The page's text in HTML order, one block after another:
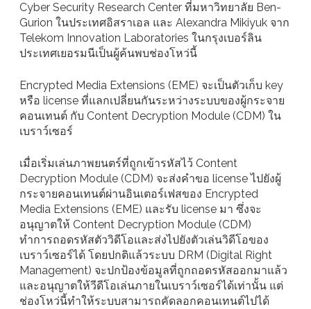
Cyber Security Research Center ที่มหาวิทยาลัย Ben-
Gurion ในประเทศอิสราเอล และ Alexandra Mikiyuk จาก
Telekom Innovation Laboratories ในกรุงเบอร์ลิน
ประเทศเยอรมนีเป็นผู้ค้นพบช่องโหว่นี้
Encrypted Media Extensions (EME) จะเป็นตัวเก็บ key
หรือ license ที่แลกเปลี่ยนกันระหว่างระบบของผู้กระจาย
คอนเทนต์ กับ Content Decryption Module (CDM) ใน
เบราว์เซอร์
เมื่อเริ่มเล่นภาพยนตร์ที่ถูกเข้ารหัสไว้ Content
Decryption Module (CDM) จะส่งคำขอ license ไปยังผู้
กระจายคอนเทนต์ผ่านอินเตอร์เฟสของ Encrypted
Media Extensions (EME) และรับ license มา ซึ่งจะ
อนุญาตให้ Content Decryption Module (CDM)
ทำการถอดรหัสตัววิดีโอและส่งไปยังตัวเล่นวิดีโอของ
เบราว์เซอร์ได้ โดยปกติแล้วระบบ DRM (Digital Right
Management) จะปกป้องข้อมูลที่ถูกถอดรหัสออกมาแล้ว
และอนุญาตให้วีดีโอเล่นภายในเบราว์เซอร์ได้เท่านั้น แต่
ช่องโหว่นี้ทำให้ระบบสามารถคัดลอกคอนเทนต์ไปได้